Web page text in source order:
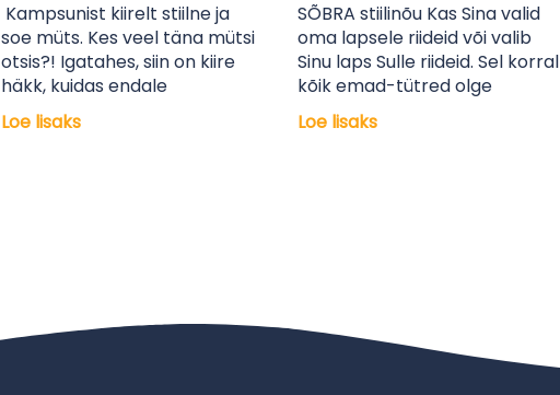
Kampsunist kiirelt stiilne ja
soe müts. Kes veel täna mütsi
otsis?! Igatahes, siin on kiire
häkk, kuidas endale
Loe lisaks
SÕBRA stiilinõu Kas Sina valid
oma lapsele riideid või valib
Sinu laps Sulle riideid. Sel korral
kõik emad-tütred olge
Loe lisaks